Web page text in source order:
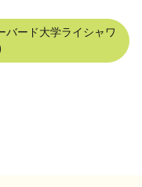
バード大学ライシャワ